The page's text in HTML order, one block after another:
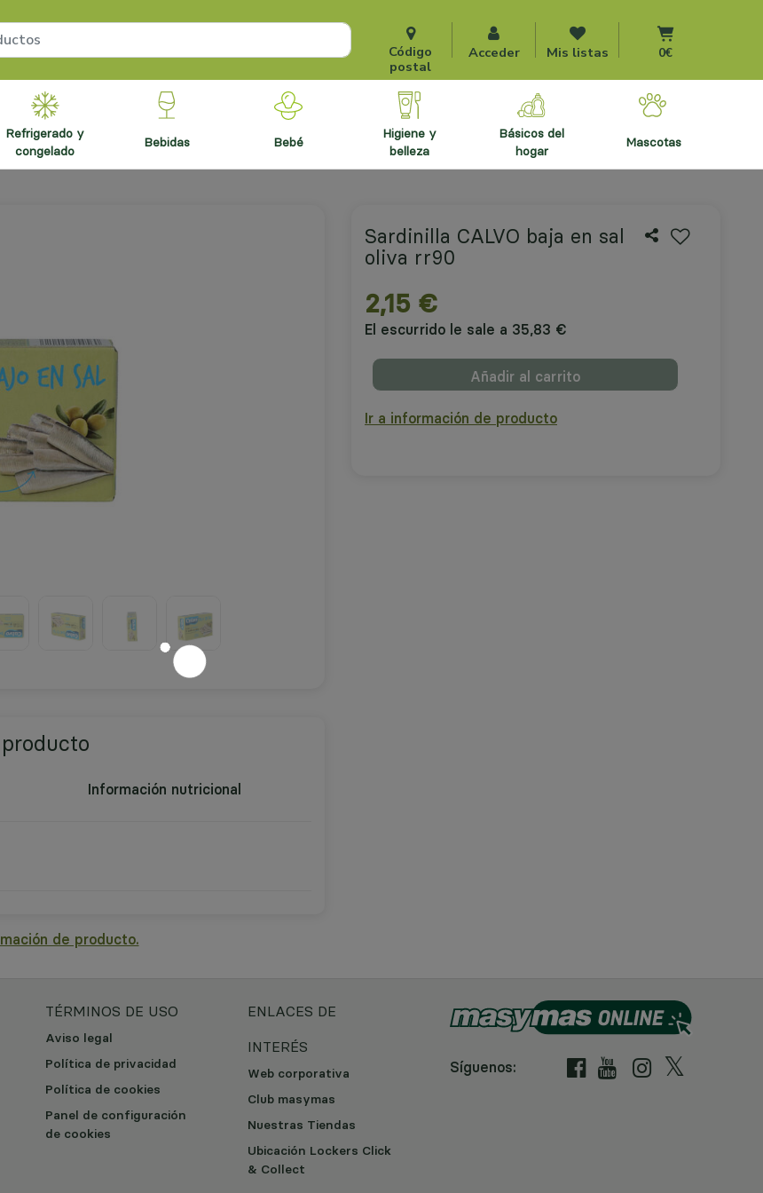
Código
postal
Acceder Mis listasIr al carrito
0€
refrigerado y
congelado
bebidas bebé
higiene y
belleza
básicos del
hogar
mascotas
Sardinilla CALVO baja en sal
oliva rr90
2,15 €
El escurrido le sale a 35,83 €
Añadir al carrito
Ir a información de producto
Información nutricional
de producto.
TÉRMINOS DE USO
Aviso legal
Política de privacidad
Política de cookies
Panel de configuración
de cookies
ENLACES DE
INTERÉS
Web corporativa
Club masymas
Nuestras Tiendas
Ubicación Lockers Click
& Collect
Síguenos: